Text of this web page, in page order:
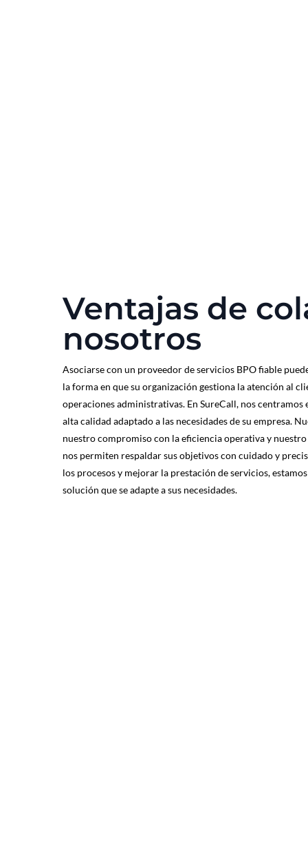
Ventajas de
nosotros
Asociarse con un proveedor de servicios BPO fiable
la forma en que su organización gestiona la atención al
operaciones administrativas. En SureCall, nos
alta calidad adaptado a las necesidades de su empresa.
nuestro compromiso con la eficiencia operativa y
nos permiten respaldar sus objetivos con cuidado y
los procesos y mejorar la prestación de servicios,
solución que se adapte a sus necesidades.